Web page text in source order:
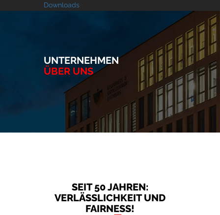
Downloads
UNTERNEHMEN
ÜBER UNS
SEIT 50 JAHREN:
VERLÄSSLICHKEIT UND
FAIRNESS!